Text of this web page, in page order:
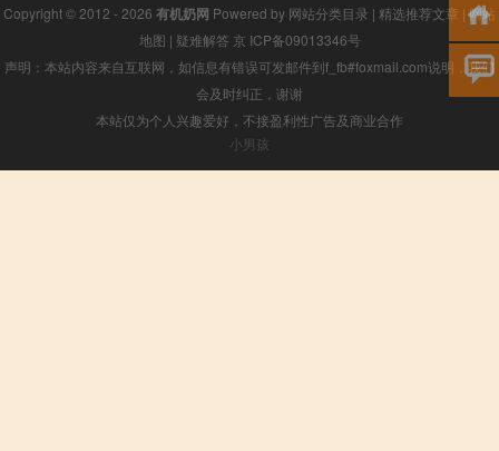
Copyright © 2012 - 2026 有机奶网 Powered by 网站分类目录 | 精选推荐文章 |网站
地图 | 疑难解答 京 ICP备09013346号
声明：本站内容来自互联网，如信息有错误可发邮件到f_fb#foxmail.com说明，我们
会及时纠正，谢谢
本站仅为个人兴趣爱好，不接盈利性广告及商业合作
小男孩